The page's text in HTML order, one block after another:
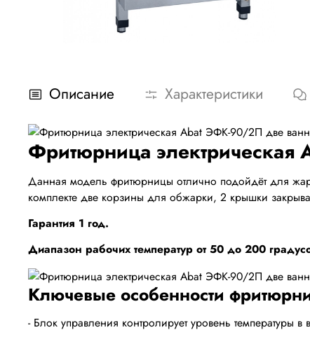
Описание Характеристики
Фритюрница
Данная модель фритюрницы отлично подойдёт для
комплекте две корзины для обжарки, 2 крышки
Гарантия 1 год.
Диапазон рабочих температур от 50 до 200
Ключевые особенности
- Блок управления контролирует уровень температуры